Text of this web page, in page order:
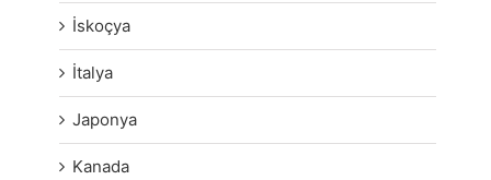
İskoçya
İtalya
Japonya
Kanada